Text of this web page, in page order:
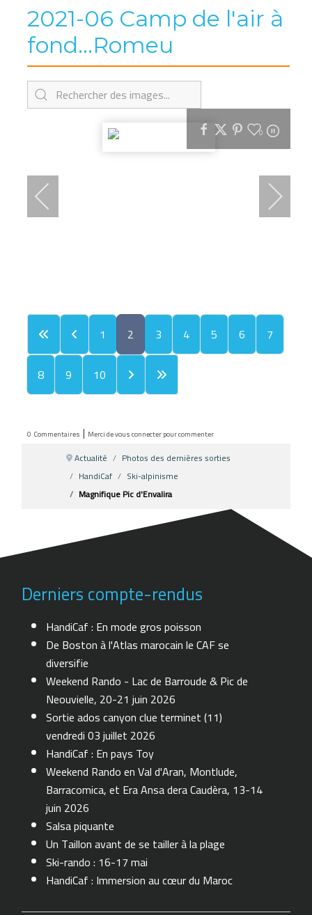
2021-06 Camp de l'air à
fond...Romeu
0
1 2 3 4 5 6
7
8
9 10
0 Commentaires | Merci de vous connecter pour commenter
Actualité
Photos des dernières sorties
HandiCaf
Ski-alpinisme
Magnifique Pic d'Envalira
Derniers compte-rendus
HandiCaf : En mode gros poisson
De Boston à l'Atlas marocain le CAF se
diversifie
Weekend Rando - Lac de Barroude & Pic de
Neouvielle, 20-21 juin 2026
Sortie ados canyon clue terminet (11)
vendredi 03 juillet 2026
HandiCaf : En pays Toy
Weekend Rando en Val d'Aran, Montlude,
Barracomica, et Era Ansa dera Caudèra, 13-14
juin 2026
Salsa piquante
Un Taillon avant de se tailler à la plage
Ski-rando : 16-17 mai
HandiCaf : Immersion au cœur du Maroc